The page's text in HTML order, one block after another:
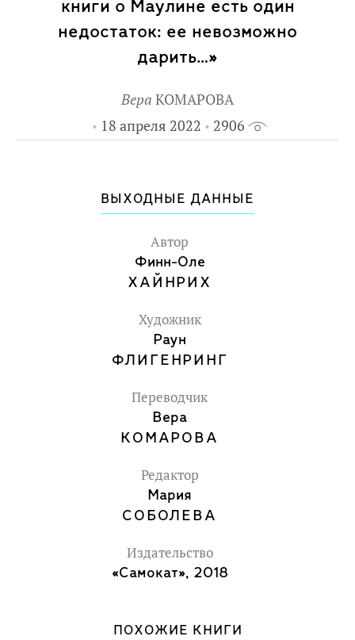
важном: о великих тайнах и строго
бесконечности, жизни и смерти.
Ранее в "Самокате" вышли первая и
вторая книги о Маулине Шмитт.
Для среднего и старшего школьного
книги о Маулине есть один
недостаток: ее невозможно
дарить…»
Вера КОМАРОВА
18 апреля 2022
2906
ВЫХОДНЫЕ ДАННЫЕ
Автор
Финн-Оле
ХАЙНРИХ
Художник
Раун
ФЛИГЕНРИНГ
Переводчик
Вера
КОМАРОВА
Редактор
Мария
СОБОЛЕВА
Издательство
«Самокат», 2018
ПОХОЖИЕ КНИГИ